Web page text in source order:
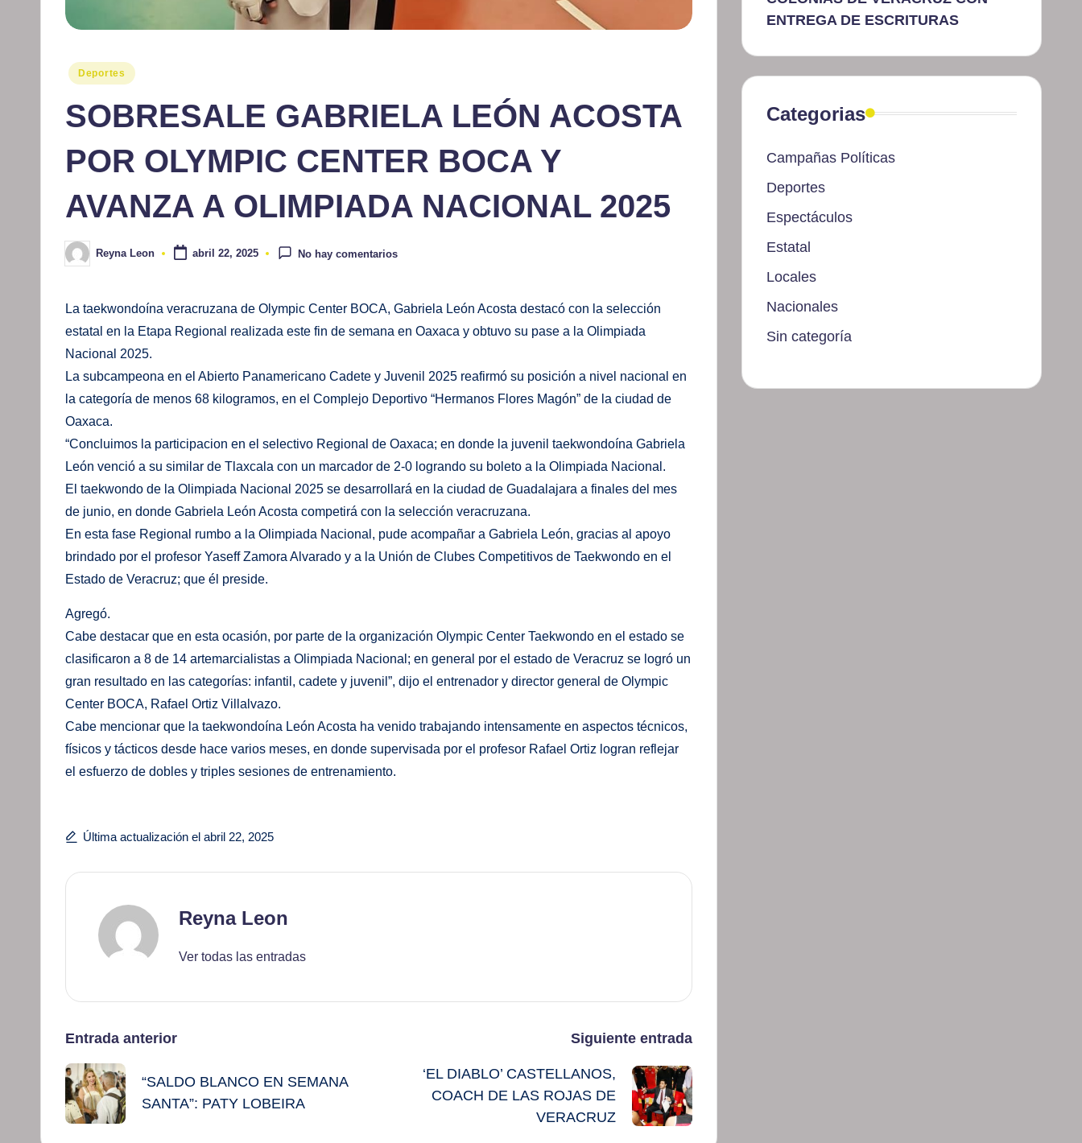
Publicado
Deportes
SOBRESALE GABRIELA LEÓN ACOSTA
POR OLYMPIC CENTER BOCA Y
AVANZA A OLIMPIADA NACIONAL 2025
Publicado
por
Reyna Leon abril 22, 2025 No hay comentarios
La taekwondoína veracruzana de Olympic Center BOCA, Gabriela León Acosta destacó con la selección
estatal en la Etapa Regional realizada este fin de semana en Oaxaca y obtuvo su pase a la Olimpiada
Nacional 2025.
La subcampeona en el Abierto Panamericano Cadete y Juvenil 2025 reafirmó su posición a nivel nacional en
la categoría de menos 68 kilogramos, en el Complejo Deportivo “Hermanos Flores Magón” de la ciudad de
Oaxaca.
“Concluimos la participacion en el selectivo Regional de Oaxaca; en donde la juvenil taekwondoína Gabriela
León venció a su similar de Tlaxcala con un marcador de 2-0 logrando su boleto a la Olimpiada Nacional.
El taekwondo de la Olimpiada Nacional 2025 se desarrollará en la ciudad de Guadalajara a finales del mes
de junio, en donde Gabriela León Acosta competirá con la selección veracruzana.
En esta fase Regional rumbo a la Olimpiada Nacional, pude acompañar a Gabriela León, gracias al apoyo
brindado por el profesor Yaseff Zamora Alvarado y a la Unión de Clubes Competitivos de Taekwondo en el
Estado de Veracruz; que él preside.
Agregó.
Cabe destacar que en esta ocasión, por parte de la organización Olympic Center Taekwondo en el estado se
clasificaron a 8 de 14 artemarcialistas a Olimpiada Nacional; en general por el estado de Veracruz se logró un
gran resultado en las categorías: infantil, cadete y juvenil”, dijo el entrenador y director general de Olympic
Center BOCA, Rafael Ortiz Villalvazo.
Cabe mencionar que la taekwondoína León Acosta ha venido trabajando intensamente en aspectos técnicos,
físicos y tácticos desde hace varios meses, en donde supervisada por el profesor Rafael Ortiz logran reflejar
el esfuerzo de dobles y triples sesiones de entrenamiento.
Última actualización el abril 22, 2025
Reyna Leon
Ver todas las entradas
Navegación
de
entradas
Entrada anterior
“SALDO BLANCO EN SEMANA
SANTA”: PATY LOBEIRA
Siguiente entrada
‘EL DIABLO’ CASTELLANOS,
COACH DE LAS ROJAS DE
VERACRUZ
ENTREGA DE ESCRITURAS
Categorias
Campañas Políticas
Deportes
Espectáculos
Estatal
Locales
Nacionales
Sin categoría